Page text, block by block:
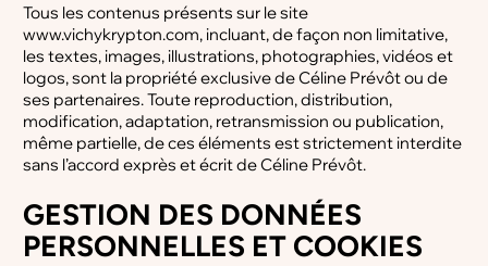
Tous les contenus présents sur le site
www.vichykrypton.com, incluant, de façon non limitative,
les textes, images, illustrations, photographies, vidéos et
logos, sont la propriété exclusive de Céline Prévôt ou de
ses partenaires. Toute reproduction, distribution,
modification, adaptation, retransmission ou publication,
même partielle, de ces éléments est strictement interdite
sans l’accord exprès et écrit de Céline Prévôt.
GESTION DES DONNÉES
PERSONNELLES ET COOKIES